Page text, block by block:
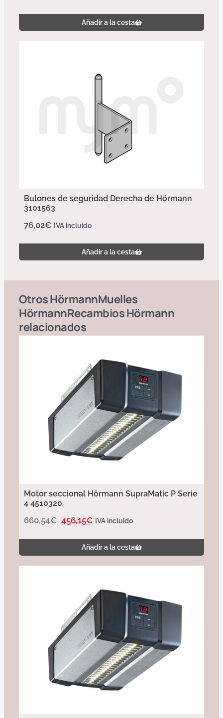
Añadir a la cesta
Bulones de seguridad Derecha de Hörmann
3101563
76,02€ IVA incluido
Añadir a la cesta
OtrosHörmannMuelles
HörmannRecambios Hörmann
relacionados
Motor seccional Hörmann SupraMatic P Serie
4 4510320
660,54€ 456,15€ IVA incluido
Añadir a la cesta